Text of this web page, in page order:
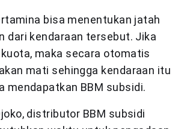
bisa menentukan jatah
dari kendaraan tersebut. Jika
maka secara otomatis
mati sehingga kendaraan itu
mendapatkan BBM subsidi.
distributor BBM subsidi